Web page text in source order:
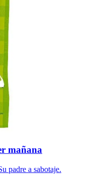
mañana
padre a sabotaje.